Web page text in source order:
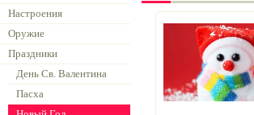
Настроения
Оружие
Праздники
День Св. Валентина
Пасха